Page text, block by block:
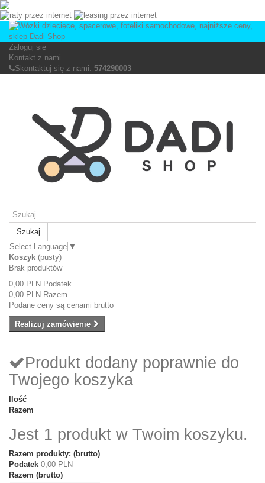
Zaloguj się
Kontakt z nami
Skontaktuj się z nami: 574290003
Szukaj
Select Language ▼
Koszyk (pusty)
Brak produktów
0,00 PLN Podatek
0,00 PLN Razem
Podane ceny są cenami brutto
Realizuj zamówienie
Produkt dodany poprawnie do
Twojego koszyka
Ilość
Razem
Jest 1 produkt w Twoim koszyku.
Razem produkty: (brutto)
Podatek 0,00 PLN
Razem (brutto)